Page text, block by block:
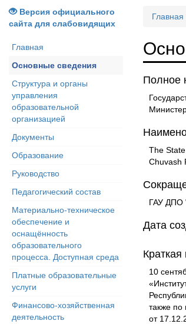
Версия официального
сайта для слабовидящих
Главная
Основные сведения
Структура и органы
управления
образовательной
организацией
Документы
Образование
Руководство
Педагогический состав
Материально-техническое
обеспечение и
оснащённость
образовательного
процесса. Доступная среда
Платные образовательные
услуги
Финансово-хозяйственная
деятельность
Главная
Полное
The
Chuvash
ГАУ ДПО
Дата
10
также по
от